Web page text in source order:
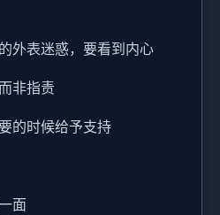
外表迷惑，要看到内心
非指责
的时候给予支持
面